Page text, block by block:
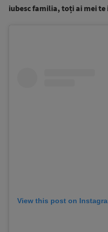
iubesc familia, toți ai mei
View this post on